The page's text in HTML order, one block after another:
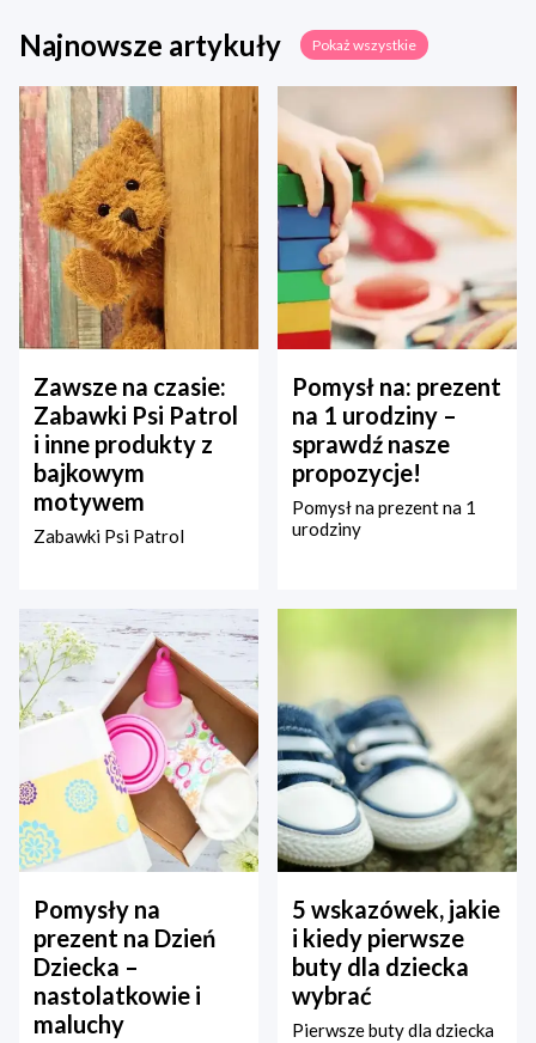
Najnowsze artykuły Pokaż wszystkie
Zawsze na czasie:
Zabawki Psi Patrol
i inne produkty z
bajkowym
motywem
Zabawki Psi Patrol
Pomysł na: prezent
na 1 urodziny –
sprawdź nasze
propozycje!
Pomysł na prezent na 1
urodziny
Pomysły na
prezent na Dzień
Dziecka –
nastolatkowie i
maluchy
5 wskazówek, jakie
i kiedy pierwsze
buty dla dziecka
wybrać
Pierwsze buty dla dziecka